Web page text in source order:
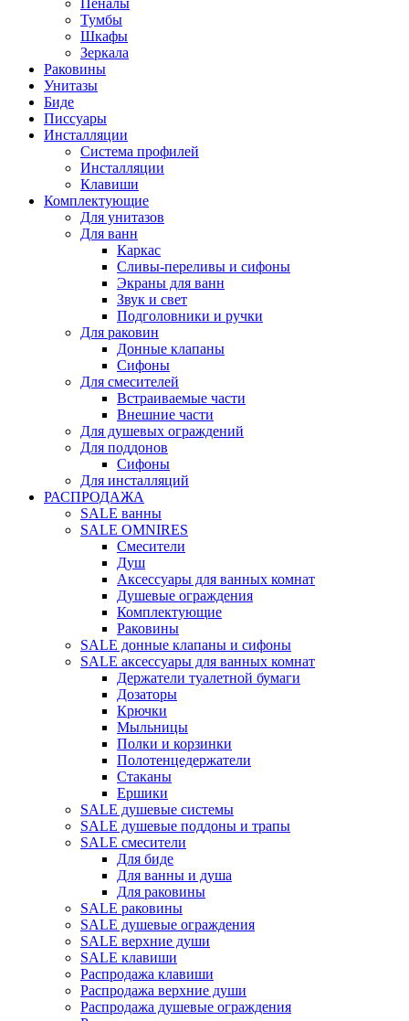
Пеналы
Тумбы
Шкафы
Зеркала
Раковины
Унитазы
Биде
Писсуары
Инсталляции
Система профилей
Инсталляции
Клавиши
Комплектующие
Для унитазов
Для ванн
Каркас
Сливы-переливы и сифоны
Экраны для ванн
Звук и свет
Подголовники и ручки
Для раковин
Донные клапаны
Сифоны
Для смесителей
Встраиваемые части
Внешние части
Для душевых ограждений
Для поддонов
Сифоны
Для инсталляций
РАСПРОДАЖА
SALE ванны
SALE OMNIRES
Смесители
Душ
Аксессуары для ванных комнат
Душевые ограждения
Комплектующие
Раковины
SALE донные клапаны и сифоны
SALE аксессуары для ванных комнат
Держатели туалетной бумаги
Дозаторы
Крючки
Мыльницы
Полки и корзинки
Полотенцедержатели
Стаканы
Ершики
SALE душевые системы
SALE душевые поддоны и трапы
SALE смесители
Для биде
Для ванны и душа
Для раковины
SALE раковины
SALE душевые ограждения
SALE верхние души
SALE клавиши
Распродажа клавиши
Распродажа верхние души
Распродажа душевые ограждения